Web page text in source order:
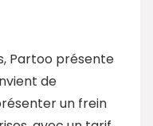
Partoo présente
de
un frein